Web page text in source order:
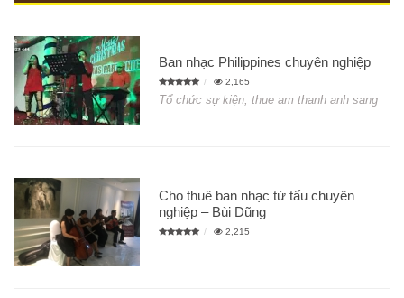
Ban nhạc Philippines chuyên nghiệp
2,165
Tổ chức sự kiện, thue am thanh anh sang
Cho thuê ban nhạc tứ tấu chuyên
nghiệp – Bùi Dũng
2,215